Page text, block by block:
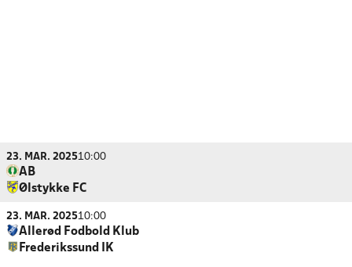
23. MAR. 202510:00
AB
Ølstykke FC
23. MAR. 202510:00
Allerød Fodbold Klub
Frederikssund IK